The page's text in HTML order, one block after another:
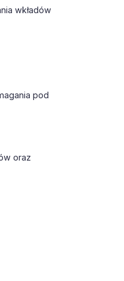
wkładów
pod
oraz